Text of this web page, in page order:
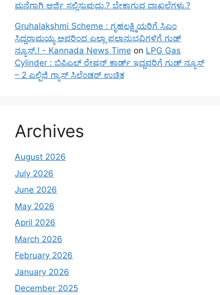
ಮನೆಗಾಗಿ ಅರ್ಜಿ ಸಲ್ಲಿಸುವುದು.? ಬೇಕಾಗುವ ದಾಖಲೆಗಳು.?
Gruhalakshmi Scheme : ಗೃಹಲಕ್ಷ್ಮಿಯರಿಗೆ ಸಿಎಂ
ಸಿದ್ದರಾಮಯ್ಯ ಅವರಿಂದ ಎಲ್ಲಾ ಫಲಾನುಭವಿಗಳಿಗೆ ಗುಡ್
ನ್ಯೂಸ್.! - Kannada News Time on LPG Gas
Cylinder : ಬಿಪಿಎಲ್ ರೇಷನ್ ಕಾರ್ಡ್ ಇದ್ದವರಿಗೆ ಗುಡ್ ನ್ಯೂಸ್
– 2 ಎಲ್ಪಿಜಿ ಗ್ಯಾಸ್ ಸಿಲೆಂಡರ್ ಉಚಿತ
Archives
August 2026
July 2026
June 2026
May 2026
April 2026
March 2026
February 2026
January 2026
December 2025